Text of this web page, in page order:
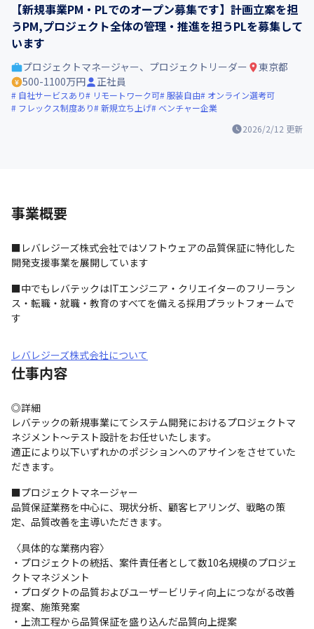
【新規事業PM・PLでのオープン募集です】計画立案を担
うPM,プロジェクト全体の管理・推進を担うPLを募集して
います
2026/2/12 更新
プロジェクトマネージャー、プロジェクトリーダー
東京都
500-1100万円
正社員
自社サービスあり リモートワーク可 服装自由
オンライン選考可
フレックス制度あり
新規立ち上げ ベンチャー企業
事業概要
■レバレジーズ株式会社ではソフトウェアの品質保証に特化した
開発支援事業を展開しています
■中でもレバテックはITエンジニア・クリエイターのフリーラン
ス・転職・就職・教育のすべてを備える採用プラットフォームで
す
レバレジーズ株式会社について
仕事内容
◎詳細
レバテックの新規事業にてシステム開発におけるプロジェクトマ
ネジメント～テスト設計をお任せいたします。
適正により以下いずれかのポジションへのアサインをさせていた
だきます。
■プロジェクトマネージャー
品質保証業務を中心に、現状分析、顧客ヒアリング、戦略の策
定、品質改善を主導いただきます。
〈具体的な業務内容〉
・プロジェクトの統括、案件責任者として数10名規模のプロジェ
クトマネジメント
・プロダクトの品質およびユーザービリティ向上につながる改善
提案、施策発案
・上流工程から品質保証を盛り込んだ品質向上提案